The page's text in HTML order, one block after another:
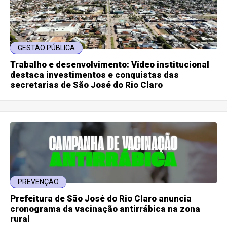
GESTÃO PÚBLICA
Trabalho e desenvolvimento: Vídeo institucional
destaca investimentos e conquistas das
secretarias de São José do Rio Claro
PREVENÇÃO
Prefeitura de São José do Rio Claro anuncia
cronograma da vacinação antirrábica na zona
rural